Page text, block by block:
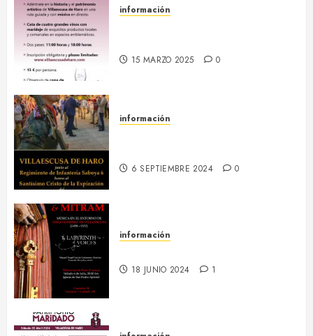
información
15 MARZO 2025 0
información
6 SEPTIEMBRE 2024 0
información
18 JUNIO 2024 1